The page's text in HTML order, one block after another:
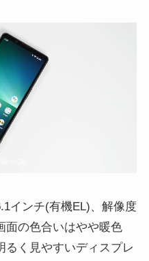
インチ(有機EL)、解像度
面の色合いはやや暖色
るく見やすいディスプレ